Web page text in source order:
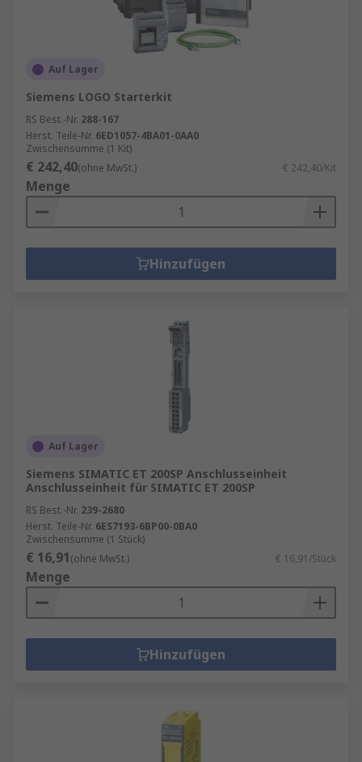
Auf Lager
Siemens LOGO Starterkit
RS Best.-Nr. 288-167
Herst. Teile-Nr. 6ED1057-4BA01-0AA0
Zwischensumme (1 Kit)
€ 242,40(ohne MwSt.) € 242,40/Kit
Menge
Hinzufügen
Auf Lager
Siemens SIMATIC ET 200SP Anschlusseinheit
Anschlusseinheit für SIMATIC ET 200SP
RS Best.-Nr. 239-2680
Herst. Teile-Nr. 6ES7193-6BP00-0BA0
Zwischensumme (1 Stück)
€ 16,91(ohne MwSt.) € 16,91/Stück
Menge
Hinzufügen